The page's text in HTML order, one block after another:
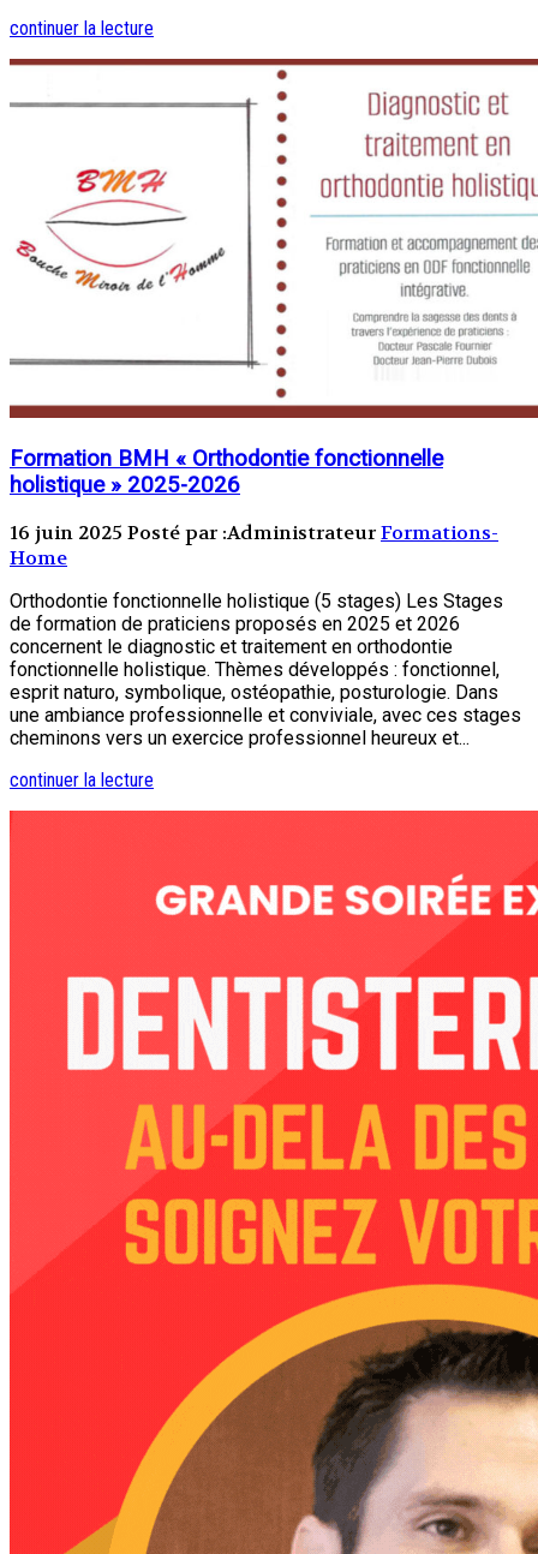
continuer la lecture
Formation BMH « Orthodontie fonctionnelle
holistique » 2025-2026
16 juin 2025 Posté par :AdministrateurFormations-
Home
Orthodontie fonctionnelle holistique (5 stages) Les Stages
de formation de praticiens proposés en 2025 et 2026
concernent le diagnostic et traitement en orthodontie
fonctionnelle holistique. Thèmes développés : fonctionnel,
esprit naturo, symbolique, ostéopathie, posturologie. Dans
une ambiance professionnelle et conviviale, avec ces stages
cheminons vers un exercice professionnel heureux et...
continuer la lecture